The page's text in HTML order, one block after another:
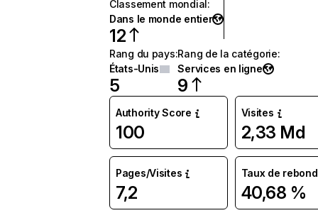
Classement mondial:
Dans le monde entier
12
Rang du pays:
États-Unis
5
Rang de la catégorie:
Services en ligne
9
Authority Score
100
Visites
2,33 Md
Pages/Visites
7,2
Taux de rebond
40,68 %